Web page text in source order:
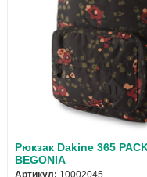
Рюкзак Dakine 365
BEGONIA
Артикул: 10002045